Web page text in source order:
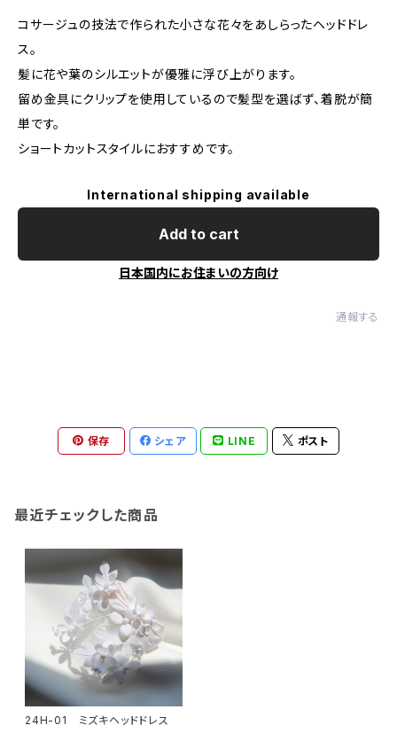
コサージュの技法で作られた小さな花々をあしらったヘッドドレ
ス。
髪に花や葉のシルエットが優雅に浮び上がります。
留め金具にクリップを使用しているので髪型を選ばず、着脱が簡
単です。
ショートカットスタイルにおすすめです。
International shipping available
Add to cart
日本国内にお住まいの方向け
通報する
保存 シェア LINE ポスト
最近チェックした商品
24H-01 ミズキヘッドドレス